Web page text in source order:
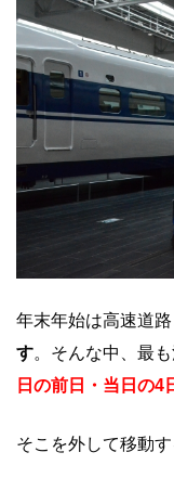
年末年始は高速道
す。そんな中、最
日の前日・当日の4
そこを外して移動